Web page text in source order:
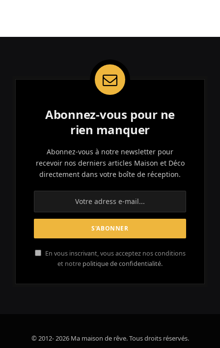
Abonnez-vous pour ne
rien manquer
Abonnez-vous à notre newsletter pour
recevoir nos derniers articles Maison et Déco
directement dans votre boîte de réception.
En vous inscrivant, vous acceptez nos conditions
et notre politique de confidentialité.
© 2012- 2026 Ma maison de rêve. Tous droits réservés.